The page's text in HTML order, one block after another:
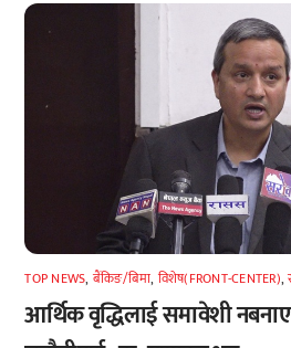
TOP NEWS, बैंकिङ/बिमा, विशेष(FRONT-CENTER),
आर्थिक वृद्धिलाई समावेशी